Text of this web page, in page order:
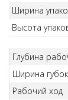
Ширина
Высота
Глубина
Ширина губок
Рабочий ход